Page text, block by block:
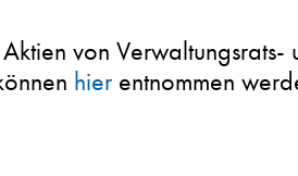
von Verwaltungsrats-
hier entnommen